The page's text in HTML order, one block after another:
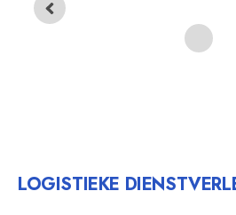
LOGISTIEKE